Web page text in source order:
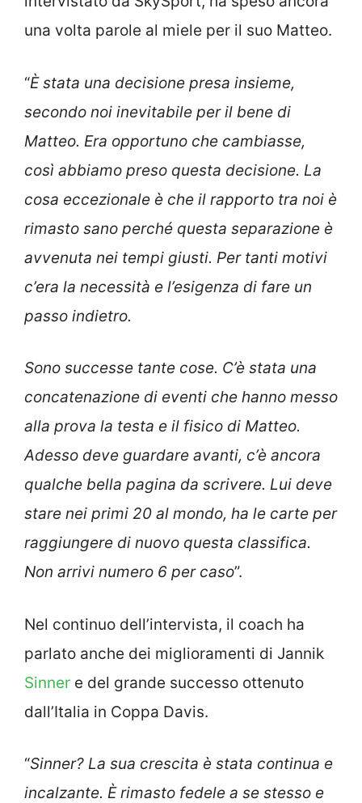
una volta parole al miele per il suo Matteo.
“È stata una decisione presa insieme,
secondo noi inevitabile per il bene di
Matteo. Era opportuno che cambiasse,
così abbiamo preso questa decisione. La
cosa eccezionale è che il rapporto tra noi è
rimasto sano perché questa separazione è
avvenuta nei tempi giusti. Per tanti motivi
c’era la necessità e l’esigenza di fare un
passo indietro.
Sono successe tante cose. C’è stata una
concatenazione di eventi che hanno messo
alla prova la testa e il fisico di Matteo.
Adesso deve guardare avanti, c’è ancora
qualche bella pagina da scrivere. Lui deve
stare nei primi 20 al mondo, ha le carte per
raggiungere di nuovo questa classifica.
Non arrivi numero 6 per caso”.
Nel continuo dell’intervista, il coach ha
parlato anche dei miglioramenti di Jannik
Sinner e del grande successo ottenuto
dall’Italia in Coppa Davis.
“Sinner? La sua crescita è stata continua e
incalzante. È rimasto fedele a se stesso e